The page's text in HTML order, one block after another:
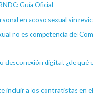
Guía Oficial
en acoso sexual sin
no es competencia del
desconexión digital: ¿de qué
incluir a los contratistas en el